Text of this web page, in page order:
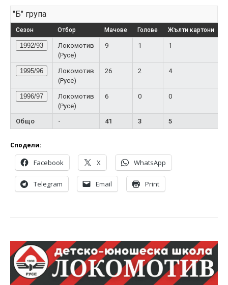
"Б" група
Сезон Отбор Мачове Голове Жълти картони
1992/93
Локомотив
(Русе)
9 1 1
1995/96
Локомотив
(Русе)
26 2 4
1996/97
Локомотив
(Русе)
6 0 0
Общо - 41 3 5
Сподели:
Facebook X WhatsApp
Telegram Email Print